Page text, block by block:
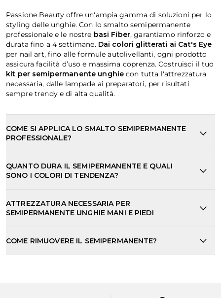
Passione Beauty offre un'ampia gamma di soluzioni per lo
styling delle unghie. Con lo smalto semipermanente
professionale e le nostre basi Fiber, garantiamo rinforzo e
durata fino a 4 settimane. Dai colori glitterati ai Cat's Eye
per nail art, fino alle formule autolivellanti, ogni prodotto
assicura facilità d’uso e massima coprenza. Costruisci il tuo
kit per semipermanente unghie con tutta l'attrezzatura
necessaria, dalle lampade ai preparatori, per risultati
sempre trendy e di alta qualità.
COME SI APPLICA LO SMALTO SEMIPERMANENTE
PROFESSIONALE?
QUANTO DURA IL SEMIPERMANENTE E QUALI
SONO I COLORI DI TENDENZA?
ATTREZZATURA NECESSARIA PER
SEMIPERMANENTE UNGHIE MANI E PIEDI
COME RIMUOVERE IL SEMIPERMANENTE?